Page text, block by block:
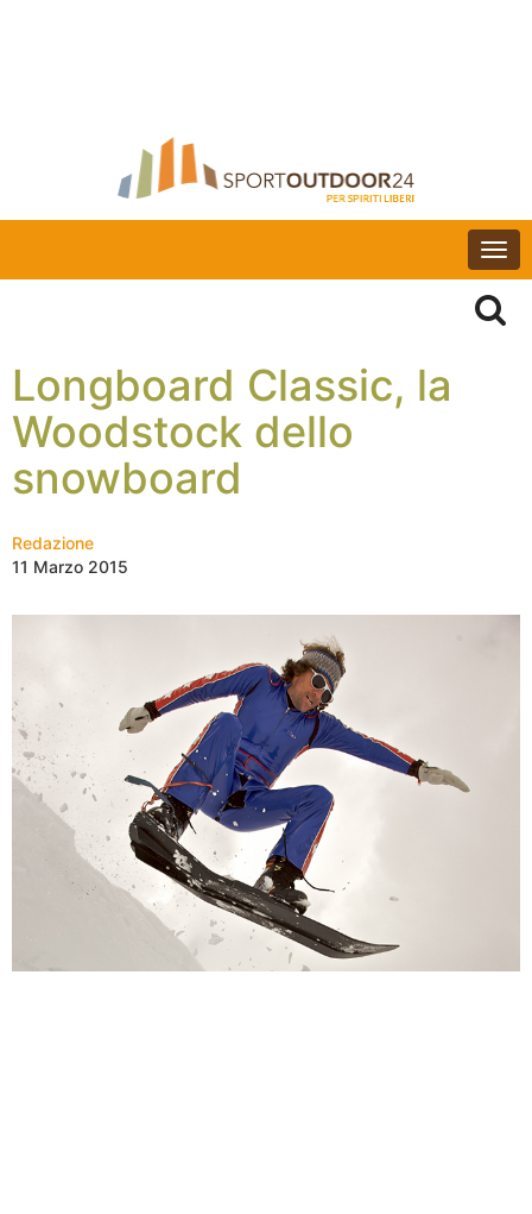
Longboard Classic, la
Woodstock dello
snowboard
Redazione
11 Marzo 2015